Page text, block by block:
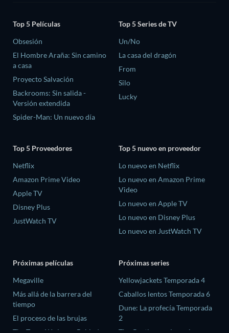
Top 5 Películas
Obsesión
El Hombre Araña: Sin camino
a casa
Proyecto Salvación
Backrooms: Sin salida -
Versión extendida
Spider-Man: Un nuevo día
Top 5 Series de TV
Un/No
La casa del dragón
From
Silo
Lucky
Top 5 Proveedores
Netflix
Amazon Prime Video
Apple TV
Disney Plus
JustWatch TV
Top 5 nuevo en proveedor
Lo nuevo en Netflix
Lo nuevo en Amazon Prime
Video
Lo nuevo en Apple TV
Lo nuevo en Disney Plus
Lo nuevo en JustWatch TV
Próximas películas
Megaville
Más allá de la barrera del
tiempo
El proceso de las brujas
Próximas series
Yellowjackets Temporada 4
Caballos lentos Temporada 6
Dune: La profecía Temporada
2